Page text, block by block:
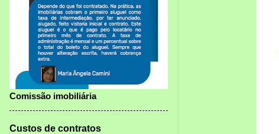
Comissão imobiliária
Custos de contratos